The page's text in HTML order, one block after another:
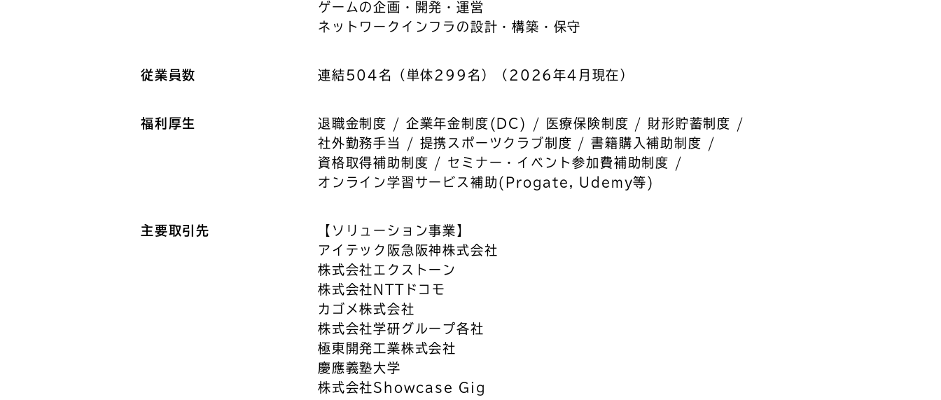
ゲームの企画・開発・運営
ネットワークインフラの設計・構築・保守
従業員数 連結504名（単体299名）（2026年4月現在）
福利厚生 退職金制度 企業年金制度(DC) 医療保険制度
財形貯蓄制度
社外勤務手当
提携スポーツクラブ制度
書籍購入補助制度
資格取得補助制度
セミナー・イベント参加費補助制度
オンライン学習サービス補助(Progate, Udemy等)
主要取引先
【ソリューション事業】
アイテック阪急阪神株式会社
株式会社エクストーン
株式会社NTTドコモ
カゴメ株式会社
株式会社学研グループ各社
極東開発工業株式会社
慶應義塾大学
株式会社Showcase Gig